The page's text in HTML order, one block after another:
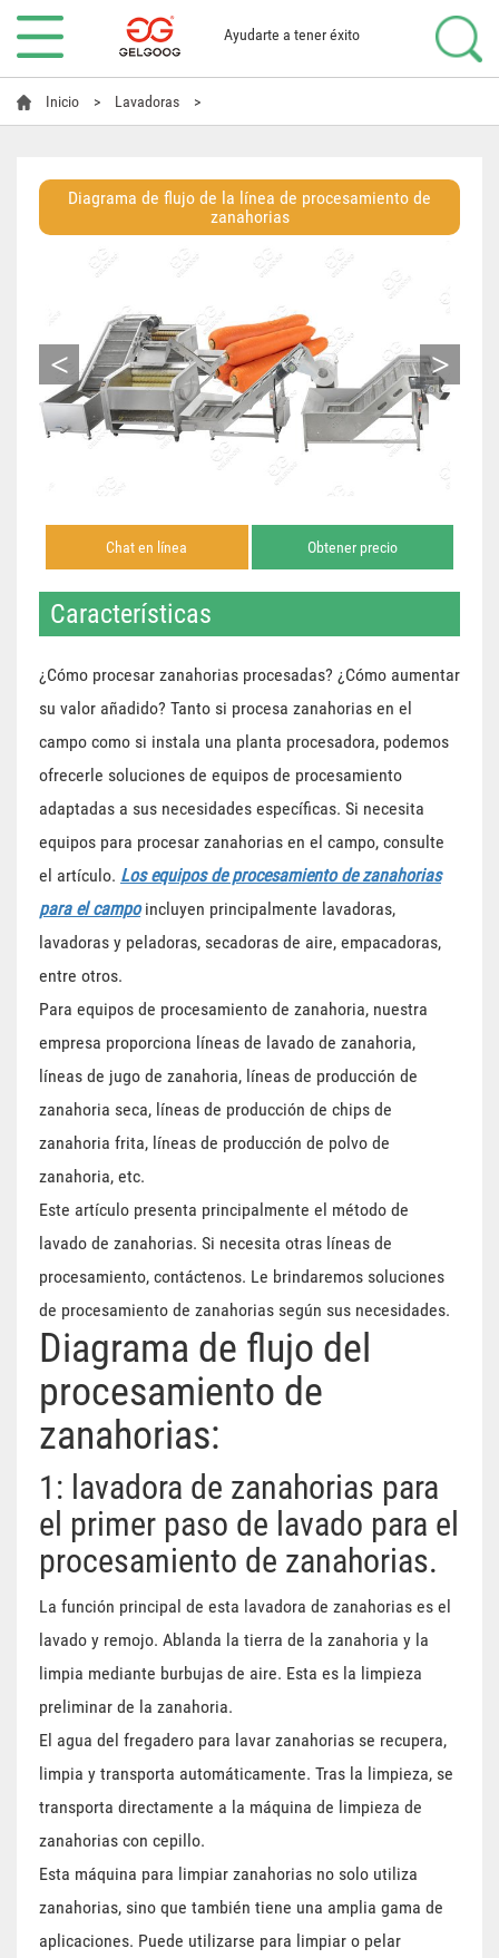
Ayudarte a tener éxito
Inicio > Lavadoras >
Diagrama de flujo de la línea de procesamiento de
zanahorias
< >
Chat en línea Obtener precio
Características
¿Cómo procesar zanahorias procesadas? ¿Cómo aumentar
su valor añadido? Tanto si procesa zanahorias en el
campo como si instala una planta procesadora, podemos
ofrecerle soluciones de equipos de procesamiento
adaptadas a sus necesidades específicas. Si necesita
equipos para procesar zanahorias en el campo, consulte
el artículo. Los equipos de procesamiento de zanahorias
para el campoincluyen principalmente lavadoras,
lavadoras y peladoras, secadoras de aire, empacadoras,
entre otros.
Para equipos de procesamiento de zanahoria, nuestra
empresa proporciona líneas de lavado de zanahoria,
líneas de jugo de zanahoria, líneas de producción de
zanahoria seca, líneas de producción de chips de
zanahoria frita, líneas de producción de polvo de
zanahoria, etc.
Este artículo presenta principalmente el método de
lavado de zanahorias. Si necesita otras líneas de
procesamiento, contáctenos. Le brindaremos soluciones
de procesamiento de zanahorias según sus necesidades.
Diagrama de flujo del
procesamiento de
zanahorias:
1: lavadora de zanahorias para
el primer paso de lavado para el
procesamiento de zanahorias.
La función principal de esta lavadora de zanahorias es el
lavado y remojo. Ablanda la tierra de la zanahoria y la
limpia mediante burbujas de aire. Esta es la limpieza
preliminar de la zanahoria.
El agua del fregadero para lavar zanahorias se recupera,
limpia y transporta automáticamente. Tras la limpieza, se
transporta directamente a la máquina de limpieza de
zanahorias con cepillo.
Esta máquina para limpiar zanahorias no solo utiliza
zanahorias, sino que también tiene una amplia gama de
aplicaciones. Puede utilizarse para limpiar o pelar